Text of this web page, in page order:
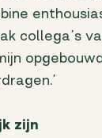
collega’s
zijn